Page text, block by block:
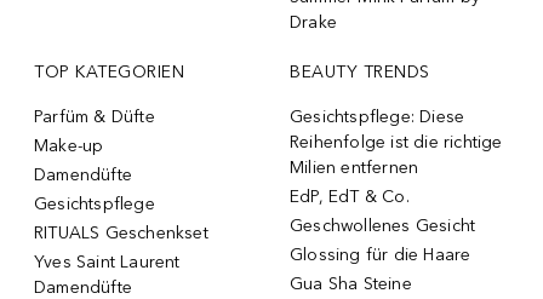
Drake
TOP KATEGORIEN
Parfüm & Düfte
Make-up
Damendüfte
Gesichtspflege
RITUALS Geschenkset
Yves Saint Laurent
Damendüfte
BEAUTY TRENDS
Gesichtspflege: Diese
Reihenfolge ist die richtige
Milien entfernen
EdP, EdT & Co.
Geschwollenes Gesicht
Glossing für die Haare
Gua Sha Steine